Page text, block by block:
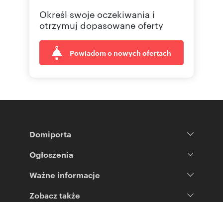
Określ swoje oczekiwania i
otrzymuj dopasowane oferty
Powiadom o nowych ofertach
Domiporta
Ogłoszenia
Ważne informacje
Zobacz także